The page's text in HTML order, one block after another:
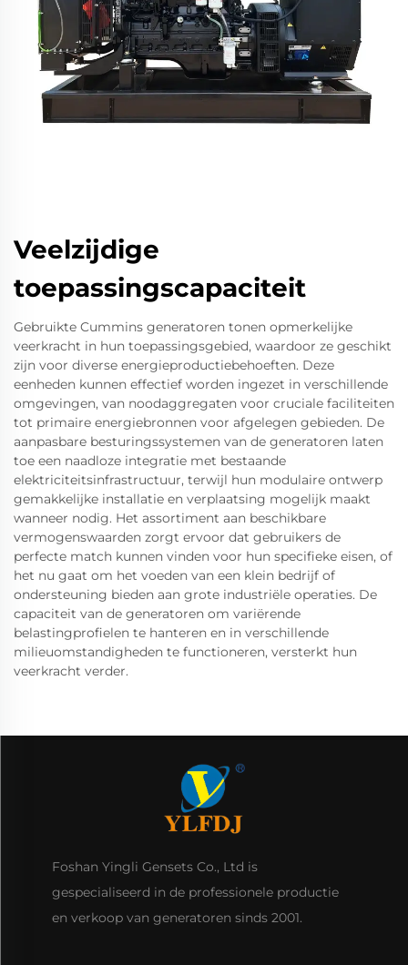
Veelzijdige
toepassingscapaciteit
Gebruikte Cummins generatoren tonen opmerkelijke
veerkracht in hun toepassingsgebied, waardoor ze geschikt
zijn voor diverse energieproductiebehoeften. Deze
eenheden kunnen effectief worden ingezet in verschillende
omgevingen, van noodaggregaten voor cruciale faciliteiten
tot primaire energiebronnen voor afgelegen gebieden. De
aanpasbare besturingssystemen van de generatoren laten
toe een naadloze integratie met bestaande
elektriciteitsinfrastructuur, terwijl hun modulaire ontwerp
gemakkelijke installatie en verplaatsing mogelijk maakt
wanneer nodig. Het assortiment aan beschikbare
vermogenswaarden zorgt ervoor dat gebruikers de
perfecte match kunnen vinden voor hun specifieke eisen, of
het nu gaat om het voeden van een klein bedrijf of
ondersteuning bieden aan grote industriële operaties. De
capaciteit van de generatoren om variërende
belastingprofielen te hanteren en in verschillende
milieuomstandigheden te functioneren, versterkt hun
veerkracht verder.
Foshan Yingli Gensets Co., Ltd is
gespecialiseerd in de professionele productie
en verkoop van generatoren sinds 2001.